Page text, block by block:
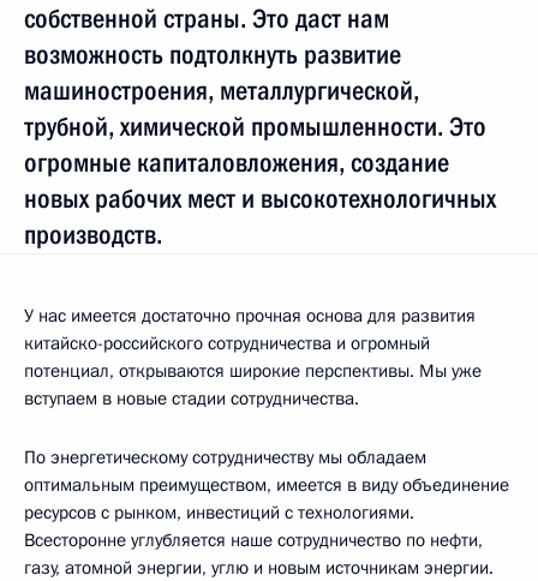
собственной страны. Это даст нам
возможность подтолкнуть развитие
машиностроения, металлургической,
трубной, химической промышленности. Это
огромные капиталовложения, создание
новых рабочих мест и высокотехнологичных
производств.
У нас имеется достаточно прочная основа для развития
китайско-российского сотрудничества и огромный
потенциал, открываются широкие перспективы. Мы уже
вступаем в новые стадии сотрудничества.
По энергетическому сотрудничеству мы обладаем
оптимальным преимуществом, имеется в виду объединение
ресурсов с рынком, инвестиций с технологиями.
Всесторонне углубляется наше сотрудничество по нефти,
газу, атомной энергии, углю и новым источникам энергии.